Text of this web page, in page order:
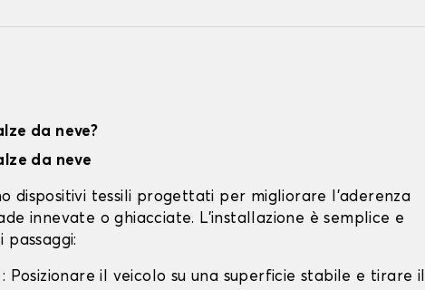
da neve?
da neve
dispositivi tessili progettati per migliorare l'aderenza
innevate o ghiacciate. L'installazione è semplice e
passaggi:
: Posizionare il veicolo su una superficie stabile e tirare il